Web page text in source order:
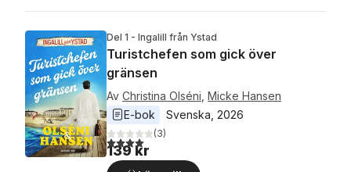
Del 1 - Ingalill från Ystad
Turistchefen som gick över
gränsen
Av Christina Olséni Micke Hansen
E-bok
Svenska 2026
4,0utav 5 stjärnor. Totalt antal röster:
(3)
139 kr